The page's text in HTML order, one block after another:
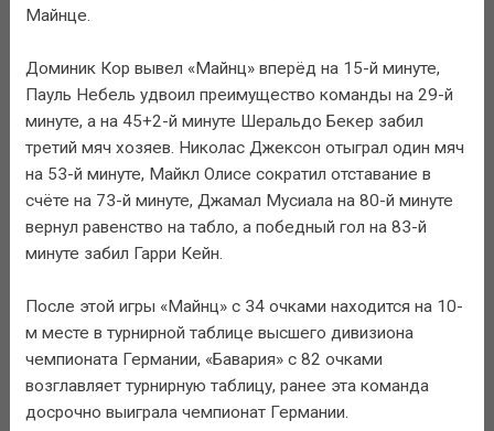
Майнце.
Доминик Кор вывел «Майнц» вперёд на 15-й минуте,
Пауль Небель удвоил преимущество команды на 29-й
минуте, а на 45+2-й минуте Шеральдо Бекер забил
третий мяч хозяев. Николас Джексон отыграл один мяч
на 53-й минуте, Майкл Олисе сократил отставание в
счёте на 73-й минуте, Джамал Мусиала на 80-й минуте
вернул равенство на табло, а победный гол на 83-й
минуте забил Гарри Кейн.
После этой игры «Майнц» с 34 очками находится на 10-
м месте в турнирной таблице высшего дивизиона
чемпионата Германии, «Бавария» с 82 очками
возглавляет турнирную таблицу, ранее эта команда
досрочно выиграла чемпионат Германии.